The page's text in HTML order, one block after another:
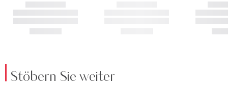
Stöbern Sie weiter